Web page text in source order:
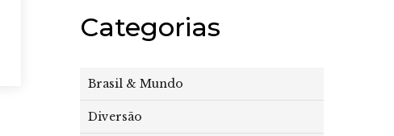
Categorias
Brasil & Mundo
Diversão